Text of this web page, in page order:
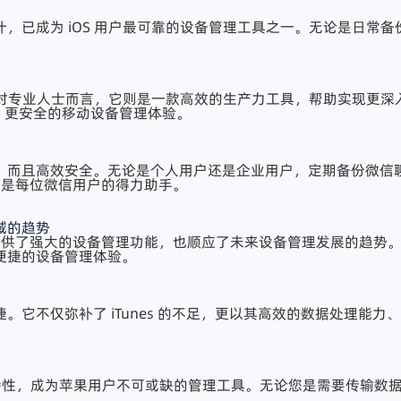
已成为 iOS 用户最可靠的设备管理工具之一。无论是日常
业人士而言，它则是一款高效的生产力工具，帮助实现更
安全的移动设备管理体验。
且高效安全。无论是个人用户还是企业用户，定期备份微
每位微信用户的得力助手。
的趋势
了强大的设备管理功能，也顺应了未来设备管理发展的趋
的设备管理体验。
它不仅弥补了 iTunes 的不足，更以其高效的数据处理能
成为苹果用户不可或缺的管理工具。无论您是需要传输数